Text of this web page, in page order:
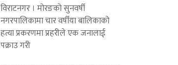
विराटनगर । मोरङको सुनवर्षी
नगरपालिकामा चार वर्षीया बालिकाको
हत्या प्रकरणमा प्रहरीले एक जनालाई
पक्राउ गरी